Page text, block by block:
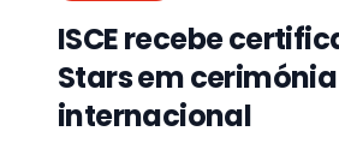
ISCE recebe
Stars em cerimónia
internacional